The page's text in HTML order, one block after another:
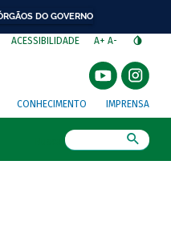
DO GOVERNO
ACESSIBILIDADE A+ A-
CONHECIMENTO IMPRENSA